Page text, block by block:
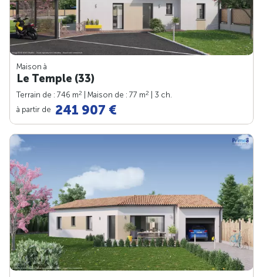
Maison à
Le Temple (33)
Terrain de : 746 m2 | Maison de : 77 m2
| 3 ch.
à partir de 241 907 €